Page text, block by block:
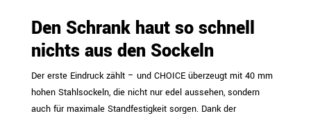
Den Schrank haut so schnell
nichts aus den Sockeln
Der erste Eindruck zählt – und CHOICE überzeugt mit 40 mm
hohen Stahlsockeln, die nicht nur edel aussehen, sondern
auch für maximale Standfestigkeit sorgen. Dank der